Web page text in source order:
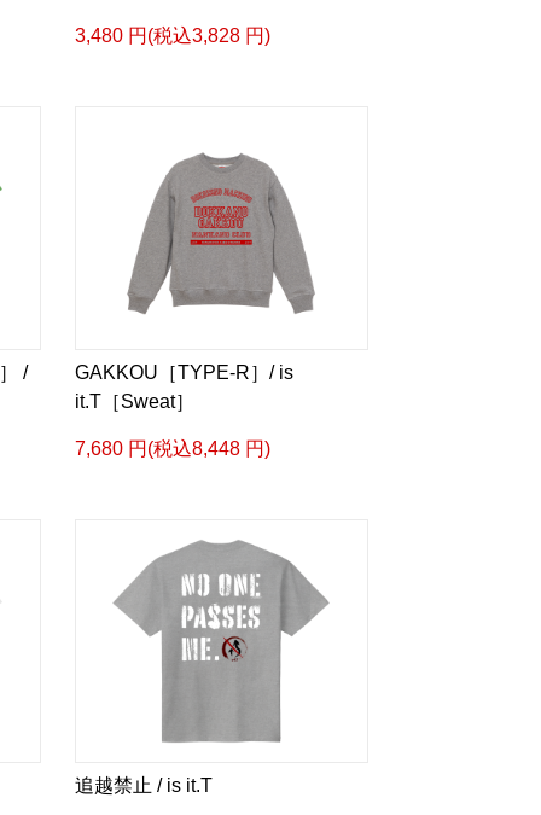
3,480 円(税込3,828 円)
/
GAKKOU［TYPE-R］/ is
it.T［Sweat］
7,680 円(税込8,448 円)
追越禁止 / is it.T